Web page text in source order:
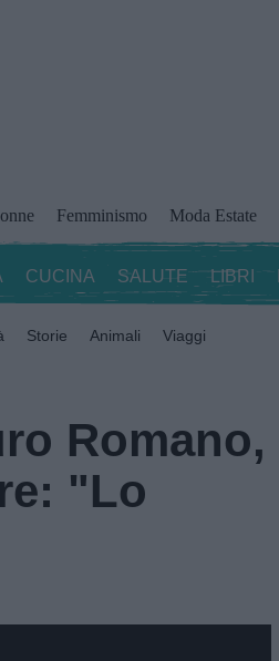
Femminismo Moda Estate
CUCINA SALUTE LIBRI
Storie Animali Viaggi
Romano,
"Lo